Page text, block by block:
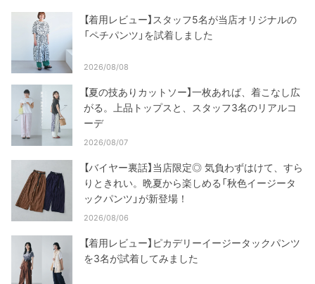
【着用レビュー】スタッフ5名が当店オリジナルの
「ペチパンツ」を試着しました
2026/08/08
【夏の技ありカットソー】一枚あれば、着こなし広
がる。上品トップスと、スタッフ3名のリアルコ
ーデ
2026/08/07
【バイヤー裏話】当店限定◎ 気負わずはけて、すら
りときれい。晩夏から楽しめる「秋色イージータ
ックパンツ」が新登場！
2026/08/06
【着用レビュー】ピカデリーイージータックパンツ
を3名が試着してみました